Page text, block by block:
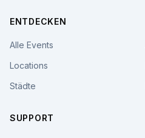
ENTDECKEN
Alle Events
Locations
Städte
SUPPORT